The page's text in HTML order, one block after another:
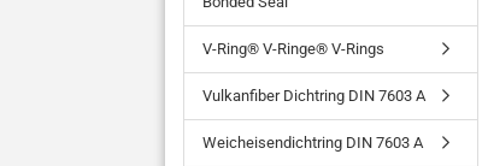
V-Ring® V-Ringe® V-Rings
Vulkanfiber Dichtring DIN 7603 A
Weicheisendichtring DIN 7603 A